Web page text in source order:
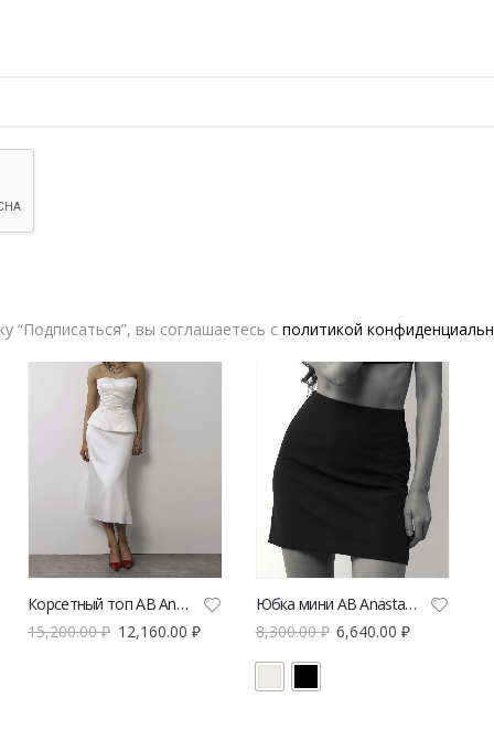
11,100.00
Корсетный топ AB Anastasiya Burdyugova из тафты с рельефами | VERESK studio
15,200.00₽ 12,160.00 ₽
Юбка мини AB Anastasiya Burdyugova | VERESK studio
8,300.00₽ 6,640.00₽
“Подписаться”, вы соглашаетесь с политикой